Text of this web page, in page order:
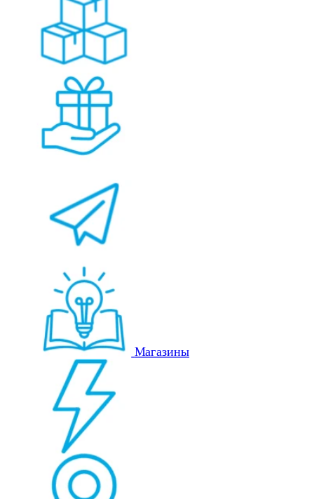
Магазины